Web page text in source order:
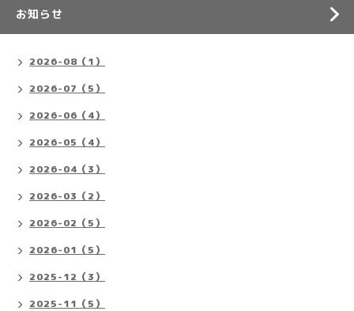
お知らせ
2026-08（1）
2026-07（5）
2026-06（4）
2026-05（4）
2026-04（3）
2026-03（2）
2026-02（5）
2026-01（5）
2025-12（3）
2025-11（5）